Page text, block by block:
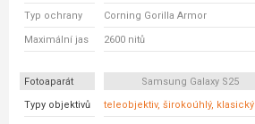
Typ ochrany Corning Gorilla Armor
Maximální jas 2600 nitů
Fotoaparát Samsung Galaxy S25
Typy objektivů
teleobjektiv, širokoúhlý, klasický